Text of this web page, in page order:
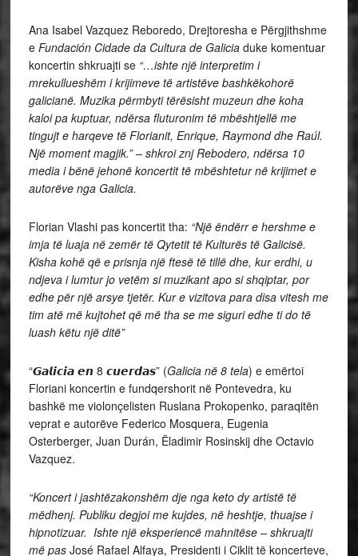
Ana Isabel Vazquez Reboredo, Drejtoresha e Përgjithshme
e Fundación Cidade da Cultura de Galicia duke komentuar
koncertin shkruajti se “…ishte një interpretim i
mrekullueshëm i krijimeve të artistëve bashkëkohorë
galicianë. Muzika përmbyti tërësisht muzeun dhe koha
kaloi pa kuptuar, ndërsa fluturonim të mbështjellë me
tingujt e harqeve të Florianit, Enrique, Raymond dhe Raúl.
Një moment magjik.” – shkroi znj Rebodero, ndërsa 10
media i bënë jehonë koncertit të mbështetur në krijimet e
autorëve nga Galicia.
Florian Vlashi pas koncertit tha: “Një ëndërr e hershme e
imja të luaja në zemër të Qytetit të Kulturës të Galicisë.
Kisha kohë që e prisnja një ftesë të tillë dhe, kur erdhi, u
ndjeva i lumtur jo vetëm si muzikant apo si shqiptar, por
edhe për një arsye tjetër. Kur e vizitova para disa vitesh me
tim atë më kujtohet që më tha se me siguri edhe ti do të
luash këtu një ditë”
“𝙂𝙖𝙡𝙞𝙘𝙞𝙖 𝙚𝙣 8 𝙘𝙪𝙚𝙧𝙙𝙖𝙨” (Galicia në 8 tela) e emërtoi
Floriani koncertin e fundqershorit në Pontevedra, ku
bashkë me violonçelisten Ruslana Prokopenko, paraqitën
veprat e autorëve Federico Mosquera, Eugenia
Osterberger, Juan Durán, Ëladimir Rosinskij dhe Octavio
Vazquez.
“Koncert i jashtëzakonshëm dje nga keto dy artistë të
mëdhenj. Publiku degjoi me kujdes, në heshtje, thuajse i
hipnotizuar. Ishte një eksperiencë mahnitëse – shkruajti
më pasJosé Rafael Alfaya, Presidenti i Ciklit të koncerteve,